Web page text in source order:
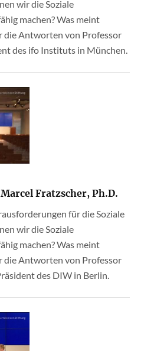
wir die Soziale
machen? Was meint
die Antworten von Professor
des ifo Instituts in München.
Fratzscher, Ph.D.
für die Soziale
wir die Soziale
machen? Was meint
die Antworten von Professor
des DIW in Berlin.